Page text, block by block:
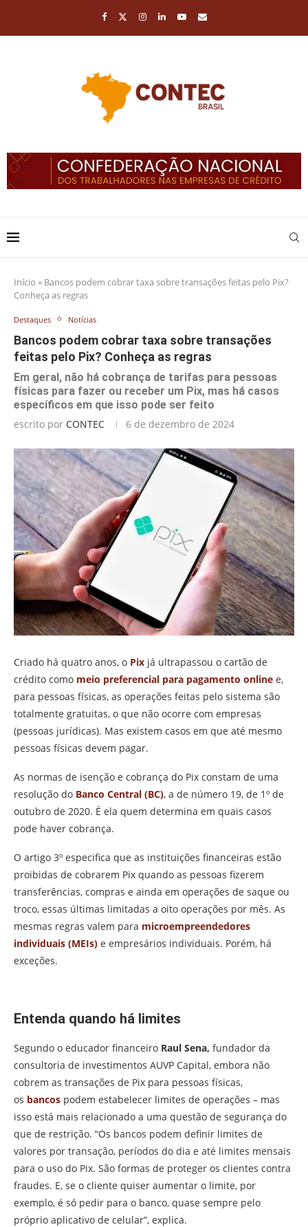
Início » Bancos podem cobrar taxa sobre transações feitas pelo Pix?
Conheça as regras
Destaques Notícias
Bancos podem cobrar taxa sobre transações
feitas pelo Pix? Conheça as regras
Em geral, não há cobrança de tarifas para pessoas
físicas para fazer ou receber um Pix, mas há casos
específicos em que isso pode ser feito
escrito por CONTEC 6 de dezembro de 2024
Criado há quatro anos, o Pix já ultrapassou o cartão de
crédito como meio preferencial para pagamento online e,
para pessoas físicas, as operações feitas pelo sistema são
totalmente gratuitas, o que não ocorre com empresas
(pessoas jurídicas). Mas existem casos em que até mesmo
pessoas físicas devem pagar.
As normas de isenção e cobrança do Pix constam de uma
resolução do Banco Central (BC), a de número 19, de 1º de
outubro de 2020. É ela quem determina em quais casos
pode haver cobrança.
O artigo 3º especifica que as instituições financeiras estão
proibidas de cobrarem Pix quando as pessoas fizerem
transferências, compras e ainda em operações de saque ou
troco, essas últimas limitadas a oito operações por mês. As
mesmas regras valem para microempreendedores
individuais (MEIs) e empresários individuais. Porém, há
exceções.
Entenda quando há limites
Segundo o educador financeiro Raul Sena, fundador da
consultoria de investimentos AUVP Capital, embora não
cobrem as transações de Pix para pessoas físicas,
os bancos podem estabelecer limites de operações – mas
isso está mais relacionado a uma questão de segurança do
que de restrição. “Os bancos podem definir limites de
valores por transação, períodos do dia e até limites mensais
para o uso do Pix. São formas de proteger os clientes contra
fraudes. E, se o cliente quiser aumentar o limite, por
exemplo, é só pedir para o banco, quase sempre pelo
próprio aplicativo de celular”, explica.